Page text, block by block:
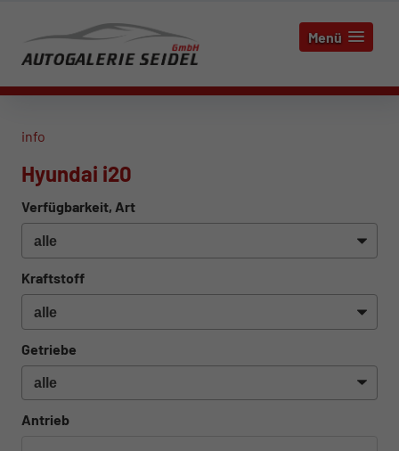
Menü
info
Hyundai i20
Verfügbarkeit, Art
Kraftstoff
Getriebe
Antrieb